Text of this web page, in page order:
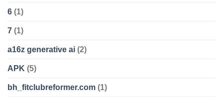
6 (1)
7 (1)
a16z generative ai (2)
APK (5)
bh_fitclubreformer.com (1)